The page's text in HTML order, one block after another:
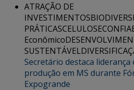
ATRAÇÃO DE
INVESTIMENTOS
PRÁTICASCELULOSE
Econômico
SUSTENTÁVEL
Secretário destaca liderança
produção em MS durante
Expogrande